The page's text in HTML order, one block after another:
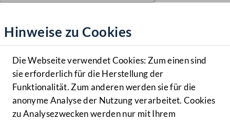
Hilfe
Benutzer
Navigationsmenü öffnen
MENÜ
Hinweise zu Cookies
Die Webseite verwendet Cookies: Zum einen sind
sie erforderlich für die Herstellung der
Funktionalität. Zum anderen werden sie für die
anonyme Analyse der Nutzung verarbeitet. Cookies
zu Analysezwecken werden nur mit Ihrem